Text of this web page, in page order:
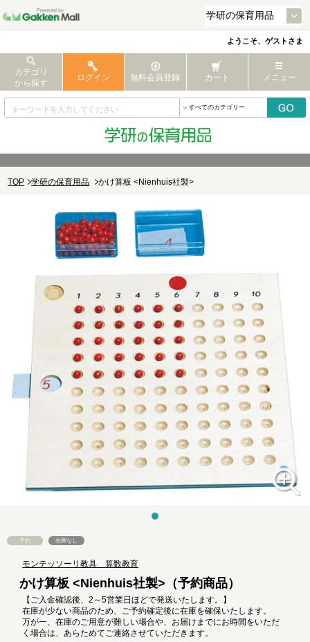
ようこそ、ゲストさま
カテゴリ
から探す
ログイン 無料会員登録 カート メニュー
TOP 学研の保育用品 かけ算板 <Nienhuis社製>
予約 在庫なし
モンテッソーリ教具 算数教育
かけ算板 <Nienhuis社製>（予約商品）
【ご入金確認後、2～5営業日ほどで発送いたします。】
在庫が少ない商品のため、ご予約確定後に在庫を確保いたします。
万が一、在庫のご用意が難しい場合や、お届けまでにお時間をいただ
く場合は、あらためてご連絡させていただきます。